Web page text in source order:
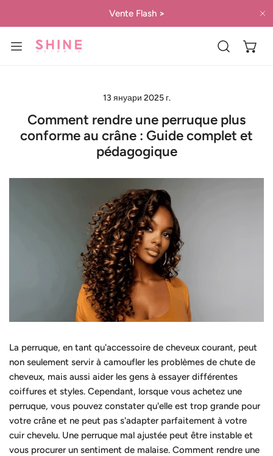
Vente Flash>
13 януари 2025 г.
Comment rendre une perruque plus
conforme au crâne : Guide complet et
pédagogique
La perruque, en tant qu'accessoire de cheveux courant, peut
non seulement servir à camoufler les problèmes de chute de
cheveux, mais aussi aider les gens à essayer différentes
coiffures et styles. Cependant, lorsque vous achetez une
perruque, vous pouvez constater qu'elle est trop grande pour
votre crâne et ne peut pas s'adapter parfaitement à votre
cuir chevelu. Une perruque mal ajustée peut être instable et
vous procurer un sentiment de malaise. Comment rendre une